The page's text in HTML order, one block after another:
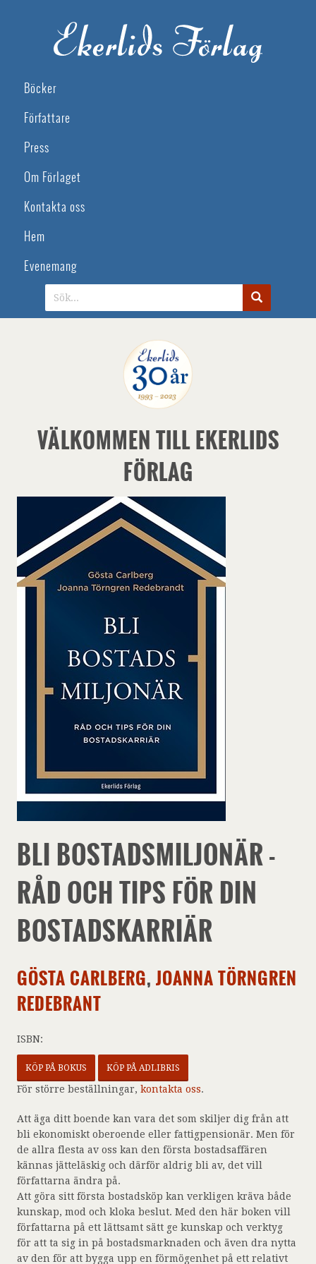
Böcker
Författare
Press
Om Förlaget
Kontakta oss
Hem
Evenemang
VÄLKOMMEN TILL EKERLIDS
FÖRLAG
BLI BOSTADSMILJONÄR -
RÅD OCH TIPS FÖR DIN
BOSTADSKARRIÄR
GÖSTA CARLBERG, JOANNA TÖRNGREN
REDEBRANT
ISBN:
KÖP PÅ BOKUS KÖP PÅ ADLIBRIS
För större beställningar, kontakta oss.
Att äga ditt boende kan vara det som skiljer dig från att
bli ekonomiskt oberoende eller fattigpensionär. Men för
de allra flesta av oss kan den första bostadsaffären
kännas jätteläskig och därför aldrig bli av, det vill
författarna ändra på.
Att göra sitt första bostadsköp kan verkligen kräva både
kunskap, mod och kloka beslut. Med den här boken vill
författarna på ett lättsamt sätt ge kunskap och verktyg
för att ta sig in på bostadsmarknaden och även dra nytta
av den för att bygga upp en förmögenhet på ett relativt